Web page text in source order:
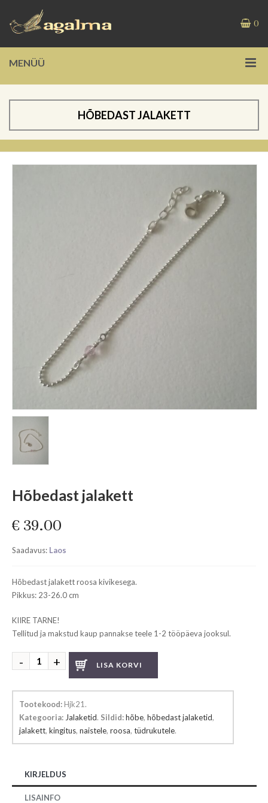
0
MENÜÜ
HÕBEDAST JALAKETT
Hõbedast jalakett
€ 39.00
Saadavus: Laos
Hõbedast jalakett roosa kivikesega.
Pikkus: 23-26.0 cm
KIIRE TARNE!
Tellitud ja makstud kaup pannakse teele 1-2 tööpäeva jooksul.
Hõbedast
jalakett
LISA KORVI
Tootekood: Hjk21.
Kategooria: Jalaketid. Sildid:hõbe, hõbedast jalaketid,
jalakett, kingitus, naistele, roosa, tüdrukutele.
KIRJELDUS
LISAINFO